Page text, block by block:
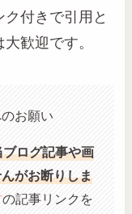
付きで引用と
歓迎です。
お願い
ログ記事や画
がお断りしま
の記事リンクを